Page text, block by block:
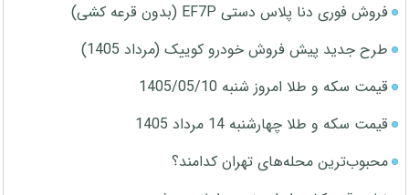
فروش فوری دنا پلاس دستی EF7P (بدون قرعه کشی)
طرح جدید پیش فروش خودرو کوییک (مرداد 1405)
قیمت سکه و طلا امروز شنبه 1405/05/10
قیمت سکه و طلا چهارشنبه 14 مرداد 1405
محبوب‌ترین محله‌های تهران کدامند؟